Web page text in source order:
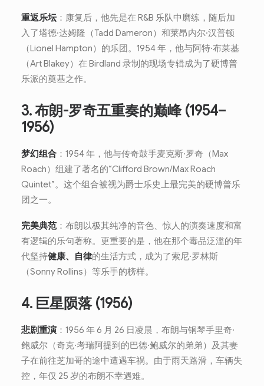
重返乐坛 ：康复后，他先是在 R&B 乐队中磨练，随后加
入了塔德·达姆隆（Tadd Dameron）和莱昂内尔·汉普顿
（Lionel Hampton）的乐团。1954 年，他与阿特·布莱基
（Art Blakey）在 Birdland 录制的现场专辑成为了硬博普
乐派的奠基之作。
3. 布朗-罗奇五重奏的巅峰 (1954–
1956)
梦幻组合 ：1954 年，他与传奇鼓手麦克斯·罗奇（Max
Roach）组建了著名的“Clifford Brown/Max Roach
Quintet”。这个组合被视为爵士乐史上最完美的硬博普乐
团之一。
完美典范：布朗以极其纯净的音色、惊人的演奏速度和富
有逻辑的乐句著称。更重要的是，他在那个毒品泛滥的年
代坚持健康、自律的生活方式，成为了索尼·罗林斯
（Sonny Rollins）等乐手的榜样。
4. 巨星陨落 (1956)
悲剧重演 ：1956 年 6 月 26 日凌晨，布朗与钢琴手里奇·
鲍威尔（奇克·考瑞阿提到的巴德·鲍威尔的弟弟）及其妻
子在前往芝加哥的途中遭遇车祸。由于雨天路滑，车辆失
控，年仅 25 岁的布朗不幸遇难。